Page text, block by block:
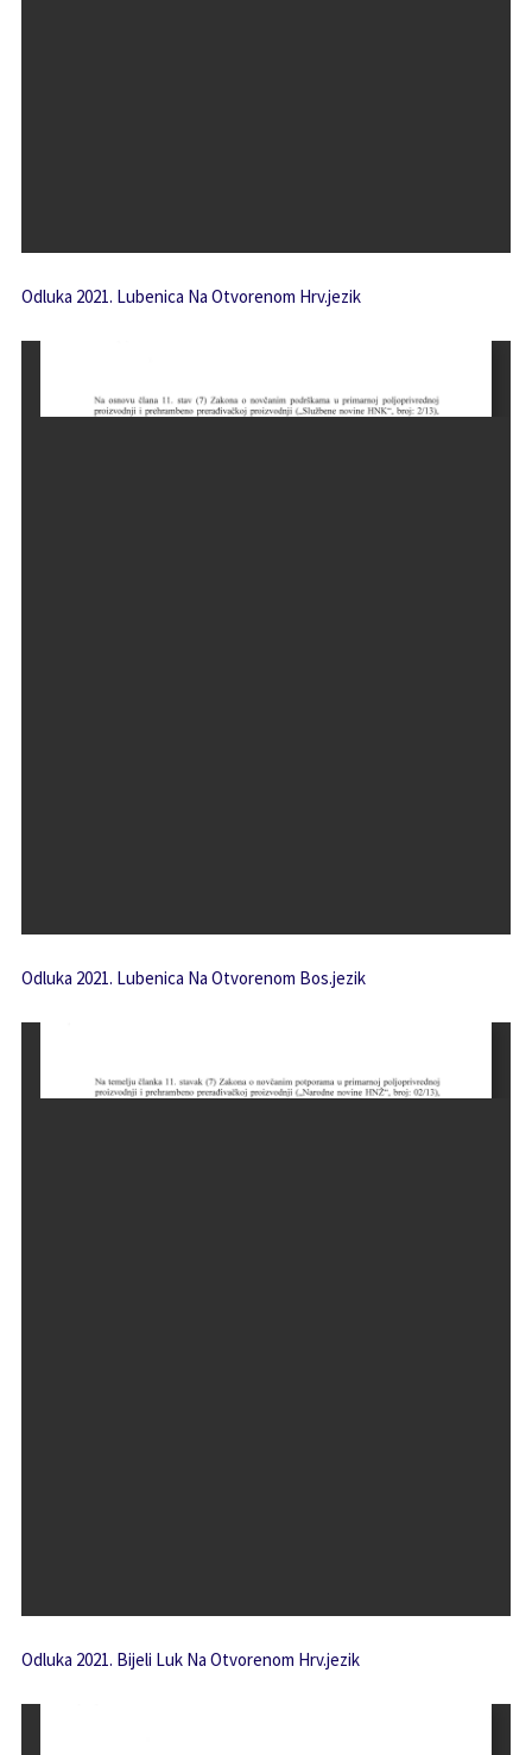
Odluka 2021. Lubenica Na Otvorenom Hrv.jezik
Odluka 2021. Lubenica Na Otvorenom Bos.jezik
Odluka 2021. Bijeli Luk Na Otvorenom Hrv.jezik